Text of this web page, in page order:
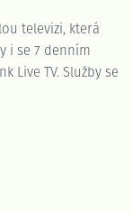
televizi, která
i se 7 denním
Live TV. Služby se